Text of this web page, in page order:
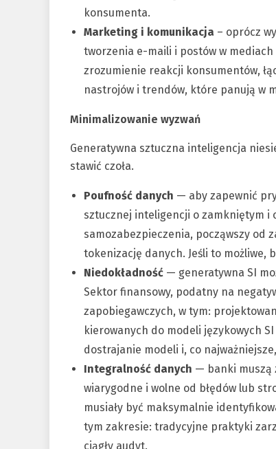
konsumenta.
Marketing i komunikacja – oprócz
tworzenia e-maili i postów w
zrozumienie reakcji konsumentów,
nastrojów i trendów, które panują w
Minimalizowanie wyzwań
Generatywna sztuczna inteligencja
stawić czoła.
Poufność danych — aby zapewnić
sztucznej inteligencji o zamkniętym i
samozabezpieczenia, począwszy od
tokenizację danych. Jeśli to możliwe,
Niedokładność — generatywna SI
Sektor finansowy, podatny na
zapobiegawczych, w tym:
kierowanych do modeli językowych
dostrajanie modeli i, co
Integralność danych — banki muszą
wiarygodne i wolne od błędów lub
musiały być maksymalnie
tym zakresie: tradycyjne praktyki
ciągły audyt.